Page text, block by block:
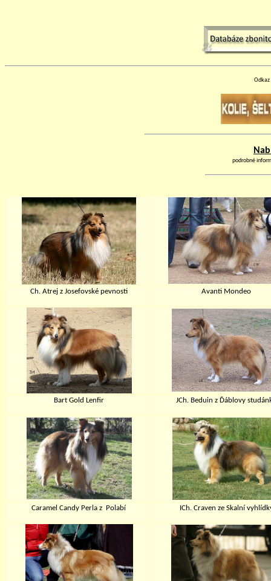
podrobné
Ch. Atrej z Josefovské pevnosti Avanti Mondeo
Bart Gold Lenfir JCh. Beduin z Ďáblovy
Caramel Candy Perla z Polabí ICh. Craven ze Skalní